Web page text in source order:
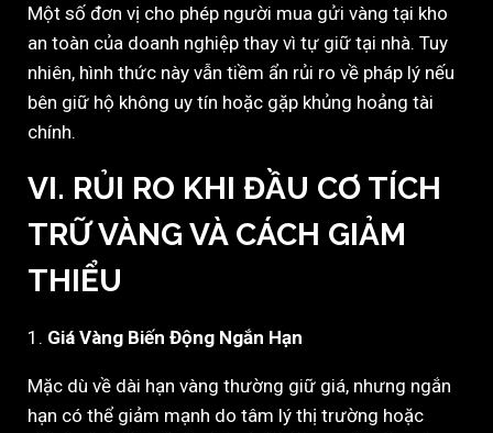
Một số đơn vị cho phép người mua gửi vàng tại kho
an toàn của doanh nghiệp thay vì tự giữ tại nhà. Tuy
nhiên, hình thức này vẫn tiềm ẩn rủi ro về pháp lý nếu
bên giữ hộ không uy tín hoặc gặp khủng hoảng tài
chính.
VI. RỦI RO KHI ĐẦU CƠ TÍCH
TRỮ VÀNG VÀ CÁCH GIẢM
THIỂU
1. Giá Vàng Biến Động Ngắn Hạn
Mặc dù về dài hạn vàng thường giữ giá, nhưng ngắn
hạn có thể giảm mạnh do tâm lý thị trường hoặc